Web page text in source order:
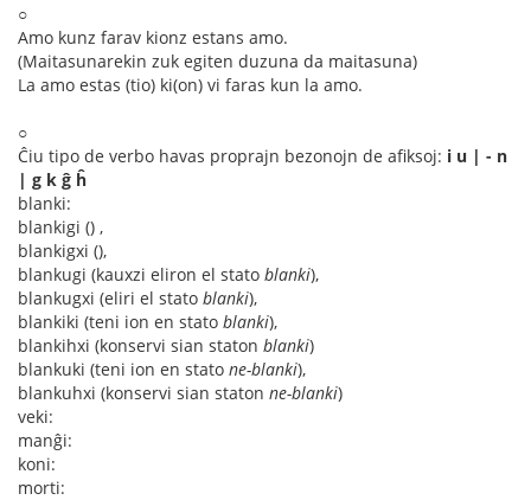
○
Amo kunz farav kionz estans amo.
(Maitasunarekin zuk egiten duzuna da maitasuna)
La amo estas (tio) ki(on) vi faras kun la amo.
○
Ĉiu tipo de verbo havas proprajn bezonojn de afiksoj: i u | - n
| g k ĝ ĥ
blanki:
blankigi () ,
blankigxi (),
blankugi (kauxzi eliron el stato blanki),
blankugxi (eliri el stato blanki),
blankiki (teni ion en stato blanki),
blankihxi (konservi sian staton blanki)
blankuki (teni ion en stato ne-blanki),
blankuhxi (konservi sian staton ne-blanki)
veki:
manĝi:
koni:
morti: